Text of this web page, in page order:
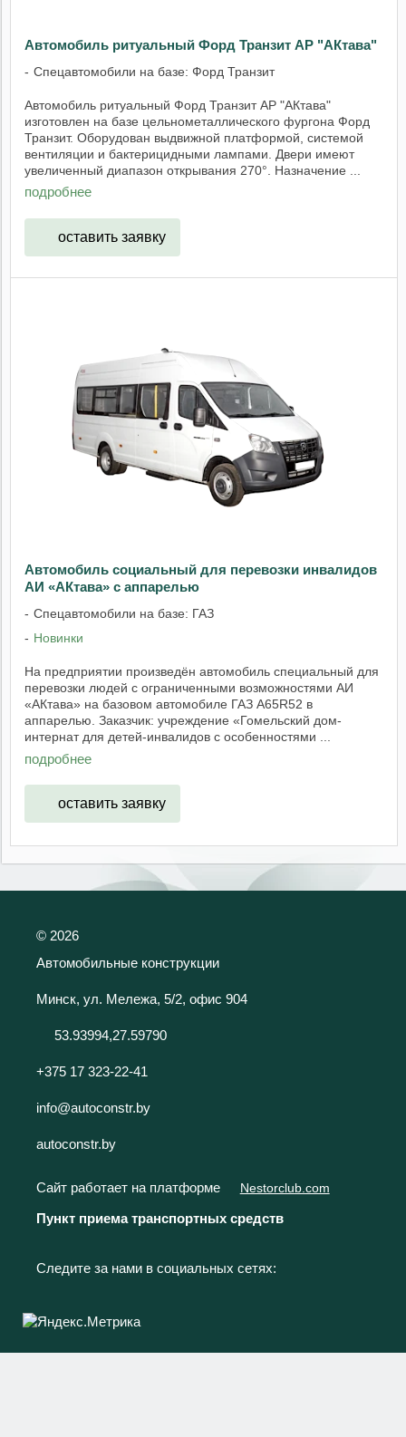
Автомобиль ритуальный Форд Транзит АР "АКтава"
Спецавтомобили на базе: Форд Транзит
Автомобиль ритуальный Форд Транзит АР "АКтава"
изготовлен на базе цельнометаллического фургона Форд
Транзит. Оборудован выдвижной платформой, системой
вентиляции и бактерицидными лампами. Двери имеют
увеличенный диапазон открывания 270°. Назначение ...
подробнее
оставить заявку
Автомобиль социальный для перевозки инвалидов
АИ «АКтава» с аппарелью
Спецавтомобили на базе: ГАЗ
Новинки
На предприятии произведён автомобиль специальный для
перевозки людей с ограниченными возможностями АИ
«АКтава» на базовом автомобиле ГАЗ А65R52 в
аппарелью. Заказчик: учреждение «Гомельский дом-
интернат для детей-инвалидов с особенностями ...
подробнее
оставить заявку
© 2026
Автомобильные конструкции
Минск, ул. Мележа, 5/2, офис 904
53.93994,27.59790
+375 17 323-22-41
info@autoconstr.by
autoconstr.by
Сайт работает на платформе Nestorclub.com
Пункт приема транспортных средств
Следите за нами в социальных сетях: